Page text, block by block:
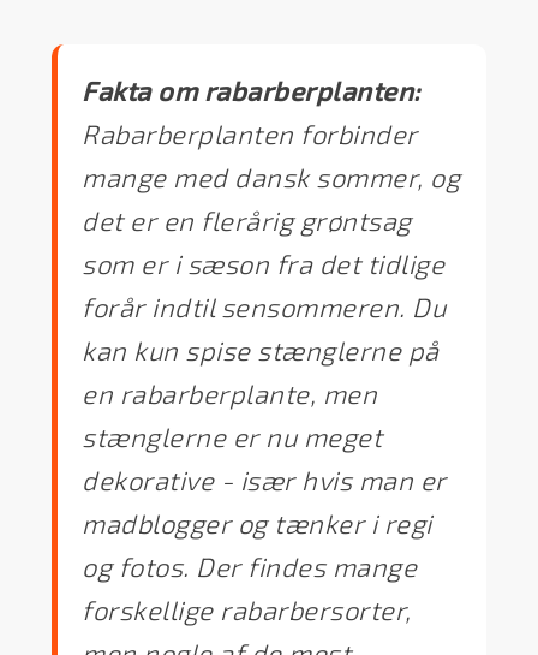
Fakta om rabarberplanten:
Rabarberplanten forbinder
mange med dansk sommer, og
det er en flerårig grøntsag
som er i sæson fra det tidlige
forår indtil sensommeren. Du
kan kun spise stænglerne på
en rabarberplante, men
stænglerne er nu meget
dekorative - især hvis man er
madblogger og tænker i regi
og fotos. Der findes mange
forskellige rabarbersorter,